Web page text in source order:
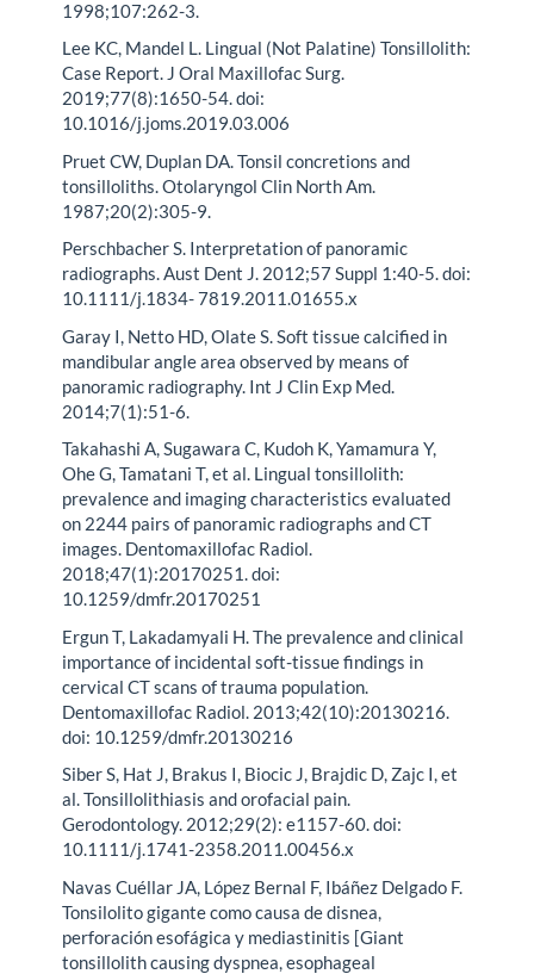
1998;107:262-3.
Lee KC, Mandel L. Lingual (Not Palatine) Tonsillolith:
Case Report. J Oral Maxillofac Surg.
2019;77(8):1650-54. doi:
10.1016/j.joms.2019.03.006
Pruet CW, Duplan DA. Tonsil concretions and
tonsilloliths. Otolaryngol Clin North Am.
1987;20(2):305-9.
Perschbacher S. Interpretation of panoramic
radiographs. Aust Dent J. 2012;57 Suppl 1:40-5. doi:
10.1111/j.1834- 7819.2011.01655.x
Garay I, Netto HD, Olate S. Soft tissue calcified in
mandibular angle area observed by means of
panoramic radiography. Int J Clin Exp Med.
2014;7(1):51-6.
Takahashi A, Sugawara C, Kudoh K, Yamamura Y,
Ohe G, Tamatani T, et al. Lingual tonsillolith:
prevalence and imaging characteristics evaluated
on 2244 pairs of panoramic radiographs and CT
images. Dentomaxillofac Radiol.
2018;47(1):20170251. doi:
10.1259/dmfr.20170251
Ergun T, Lakadamyali H. The prevalence and clinical
importance of incidental soft-tissue findings in
cervical CT scans of trauma population.
Dentomaxillofac Radiol. 2013;42(10):20130216.
doi: 10.1259/dmfr.20130216
Siber S, Hat J, Brakus I, Biocic J, Brajdic D, Zajc I, et
al. Tonsillolithiasis and orofacial pain.
Gerodontology. 2012;29(2): e1157-60. doi:
10.1111/j.1741-2358.2011.00456.x
Navas Cuéllar JA, López Bernal F, Ibáñez Delgado F.
Tonsilolito gigante como causa de disnea,
perforación esofágica y mediastinitis [Giant
tonsillolith causing dyspnea, esophageal